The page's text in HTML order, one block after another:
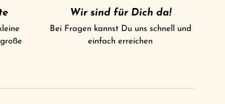
Wir sind für Dich da!
Bei Fragen kannst Du uns schnell und
einfach erreichen